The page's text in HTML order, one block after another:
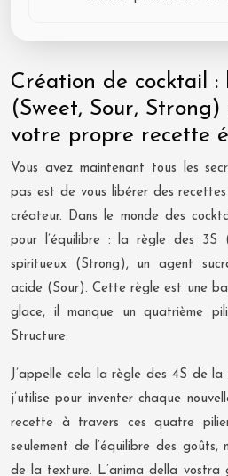
Création de cocktail :
(Sweet, Sour,
votre propre recette
Vous avez maintenant tous les
pas est de vous libérer des
créateur. Dans le monde des
pour l’équilibre : la règle des 3S
spiritueux (Strong), un agent
acide (Sour). Cette règle est une
glace, il manque un quatrième
Structure.
J’appelle cela la règle des 4S de la
j’utilise pour inventer chaque
recette à travers ces quatre
seulement de l’équilibre des
de la texture. L’anima della vostra